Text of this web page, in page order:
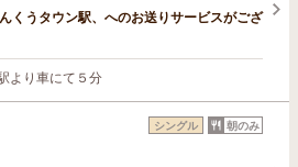
くうタウン駅、へのお送りサービスがござ
より車にて５分
シングル 朝のみ